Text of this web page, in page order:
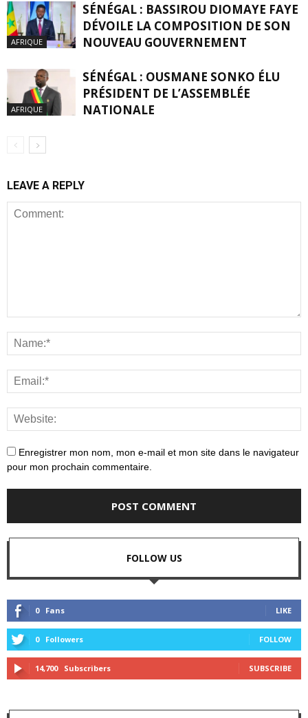
AFRIQUE
SÉNÉGAL : BASSIROU DIOMAYE FAYE
DÉVOILE LA COMPOSITION DE SON
NOUVEAU GOUVERNEMENT
AFRIQUE
SÉNÉGAL : OUSMANE SONKO ÉLU
PRÉSIDENT DE L’ASSEMBLÉE
NATIONALE
LEAVE A REPLY
Enregistrer mon nom, mon e-mail et mon site dans le navigateur
pour mon prochain commentaire.
FOLLOW US
0 Fans LIKE
0 Followers FOLLOW
14,700 Subscribers SUBSCRIBE